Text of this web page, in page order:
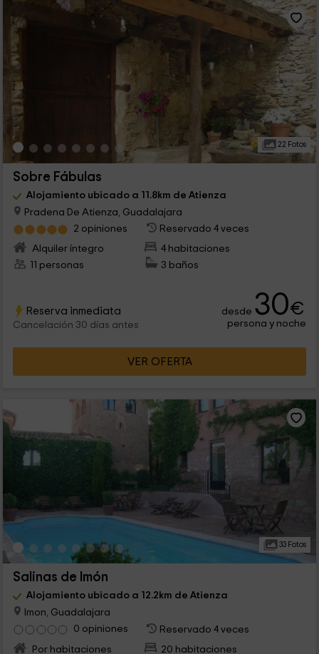
22 Fotos
Sobre Fábulas
Alojamiento ubicado a 11.8km de Atienza
Pradena De Atienza, Guadalajara
2 opiniones
Reservado 4 veces
Alquiler íntegro
4 habitaciones
11 personas
3 baños
Reserva inmediata
Cancelación 30 días antes
desde 30€
persona y noche
VER OFERTA
33 Fotos
Salinas de Imón
Alojamiento ubicado a 12.2km de Atienza
Imon, Guadalajara
0 opiniones
Reservado 4 veces
Por habitaciones
20 habitaciones